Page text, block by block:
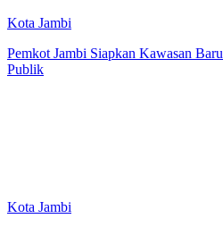
Kota Jambi
Pemkot Jambi Siapkan Kawasan
Publik
Kota Jambi